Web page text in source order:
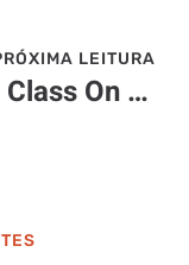
LEITURA
World Class On Tour 2025 – Brasil